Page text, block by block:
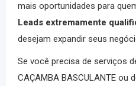
mais oportunidades para
Leads extremamente
desejam expandir seus
Se você precisa de serviços
CAÇAMBA BASCULANTE ou